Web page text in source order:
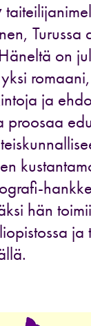
on
ja
proosaa
hän